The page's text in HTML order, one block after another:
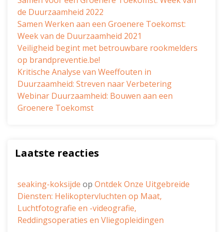
de Duurzaamheid 2022
Samen Werken aan een Groenere Toekomst:
Week van de Duurzaamheid 2021
Veiligheid begint met betrouwbare rookmelders
op brandpreventie.be!
Kritische Analyse van Weeffouten in
Duurzaamheid: Streven naar Verbetering
Webinar Duurzaamheid: Bouwen aan een
Groenere Toekomst
Laatste reacties
seaking-koksijde op Ontdek Onze Uitgebreide
Diensten: Helikoptervluchten op Maat,
Luchtfotografie en -videografie,
Reddingsoperaties en Vliegopleidingen